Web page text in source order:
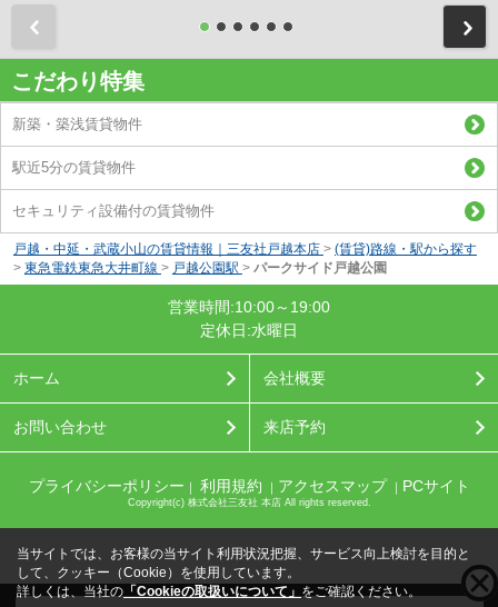
こだわり特集
新築・築浅賃貸物件
駅近5分の賃貸物件
セキュリティ設備付の賃貸物件
戸越・中延・武蔵小山の賃貸情報｜三友社戸越本店 > (賃貸)路線・駅から探す
> 東急電鉄東急大井町線 > 戸越公園駅 > パークサイド戸越公園
営業時間:10:00～19:00
定休日:水曜日
ホーム 会社概要
お問い合わせ 来店予約
プライバシーポリシー ｜ 利用規約 ｜ アクセスマップ ｜ PCサイト
Copyright(c) 株式会社三友社 本店 All rights reserved.
当サイトでは、お客様の当サイト利用状況把握、サービス向上検討を目的と
して、クッキー（Cookie）を使用しています。
詳しくは、当社の 「Cookieの取扱いについて」 をご確認ください。